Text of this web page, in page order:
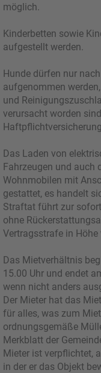
möglich.
Kinderbetten sowie
aufgestellt werden.
Hunde dürfen nur
aufgenommen
und
verursacht worden
Das Laden von
Fahrzeugen und auch
Wohnmobilen mit
gestattet, es handelt
Straftat führt zur
ohne
Vertragsstrafe in
Das Mietverhältnis
15.00 Uhr und endet
wenn nicht anders
Der Mieter hat das
für alles, was zum
ordnungsgemäße
Merkblatt der
Mieter ist verpflichtet,
in der er das Objekt